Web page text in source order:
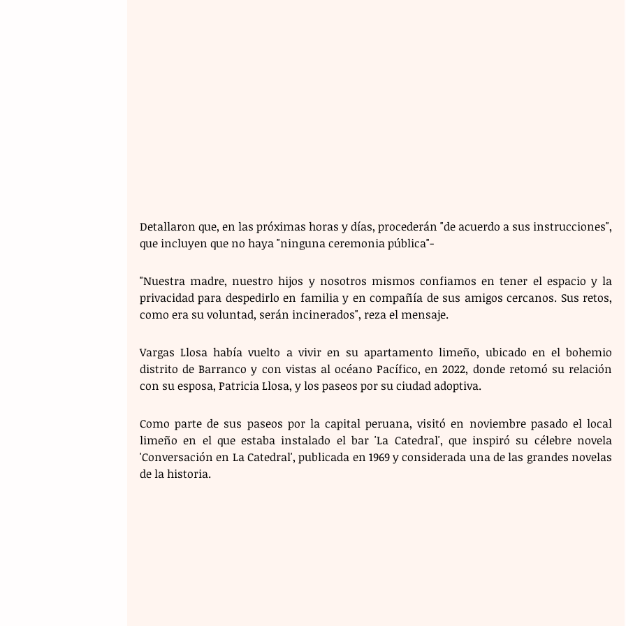
Detallaron que, en las próximas horas y días, procederán "de acuerdo a sus instrucciones",
que incluyen que no haya "ninguna ceremonia pública"-
"Nuestra madre, nuestro hijos y nosotros mismos confiamos en tener el espacio y la
privacidad para despedirlo en familia y en compañía de sus amigos cercanos. Sus retos,
como era su voluntad, serán incinerados", reza el mensaje.
Vargas Llosa había vuelto a vivir en su apartamento limeño, ubicado en el bohemio
distrito de Barranco y con vistas al océano Pacífico, en 2022, donde retomó su relación
con su esposa, Patricia Llosa, y los paseos por su ciudad adoptiva.
Como parte de sus paseos por la capital peruana, visitó en noviembre pasado el local
limeño en el que estaba instalado el bar 'La Catedral', que inspiró su célebre novela
'Conversación en La Catedral', publicada en 1969 y considerada una de las grandes novelas
de la historia.